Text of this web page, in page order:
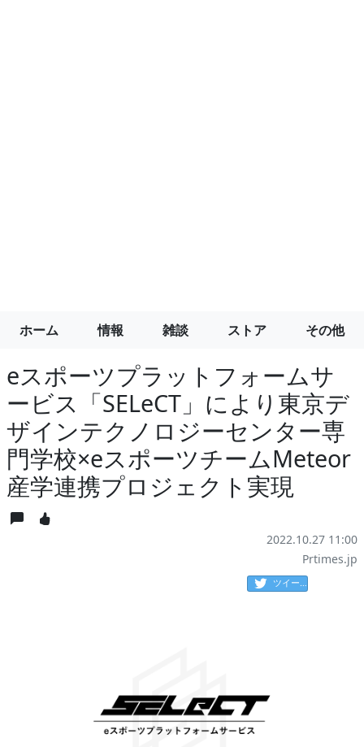
ホーム 情報 雑談 ストア その他
eスポーツプラットフォームサ
ービス「SELeCT」により東京デ
ザインテクノロジーセンター専
門学校×eスポーツチームMeteor
産学連携プロジェクト実現
2022.10.27 11:00
Prtimes.jp
ツイート